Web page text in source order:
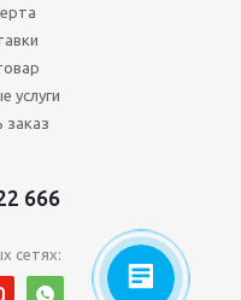
услуги
666
сетях: